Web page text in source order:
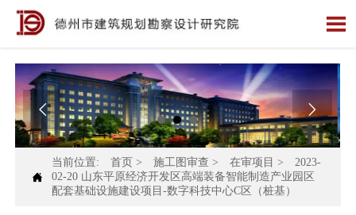

 

当前位置: 首页 > 施工图审查 > 在审项目 >
2023-
02-20 山东平原经济开发区高端装备智能制造产业园区
配套基础设施建设项目-数字科技中心C区（桩基）